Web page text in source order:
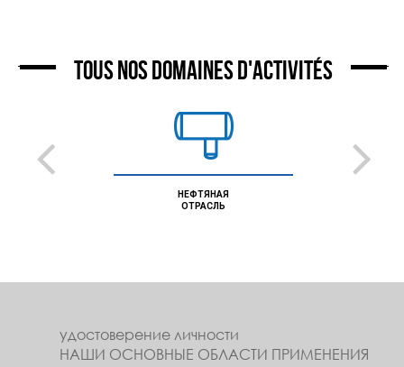
TOUS NOS DOMAINES D'ACTIVITÉS
НЕФТЯНАЯ
ОТРАСЛЬ
удостоверение личности
НАШИ ОСНОВНЫЕ ОБЛАСТИ ПРИМЕНЕНИЯ